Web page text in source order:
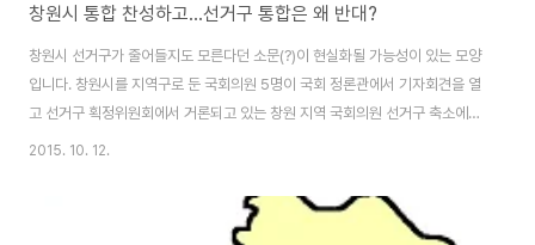
창원시 통합 찬성하고...선거구 통합은 왜 반대?
창원시 선거구가 줄어들지도 모른다던 소문(?)이 현실화될 가능성이 있는 모양
입니다. 창원시를 지역구로 둔 국회의원 5명이 국회 정론관에서 기자회견을 열
고 선거구 획정위원회에서 거론되고 있는 창원 지역 국회의원 선거구 축소에
대해 반대 입장을 밝혔다고하니 말입니다. 현실화 될 가능성이 별로 없는 일이
제로 지역구가 줄어들지도 모른다고 하는 위기감(?)같은 것이 있었기 때문에
모여서 기자회견을 하지 않았을까 하는겁니다. 창원 지역 국회의원들은 "통합
2015. 10. 12.